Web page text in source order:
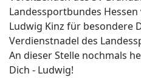
Landessportbundes
Ludwig Kinz für besondere
Verdienstnadel des
An dieser Stelle nochmals
Dich - Ludwig!